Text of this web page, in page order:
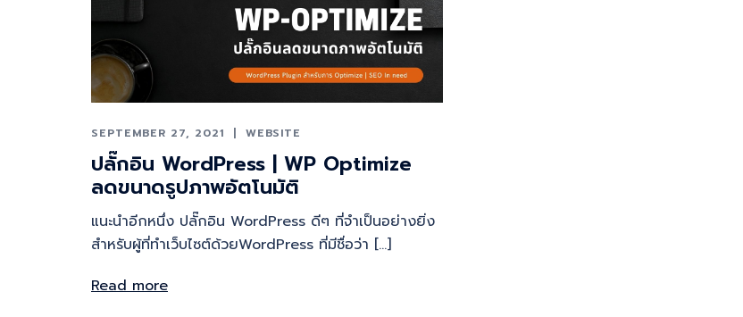
SEPTEMBER 27, 2021 WEBSITE
ปลั๊กอิน WordPress | WP Optimize
ลดขนาดรูปภาพอัตโนมัติ
แนะนำอีกหนึ่ง ปลั๊กอิน WordPress ดีๆ ที่จำเป็นอย่างยิ่ง
สำหรับผู้ที่ทำเว็บไซต์ด้วยWordPress ที่มีชื่อว่า […]
Read more